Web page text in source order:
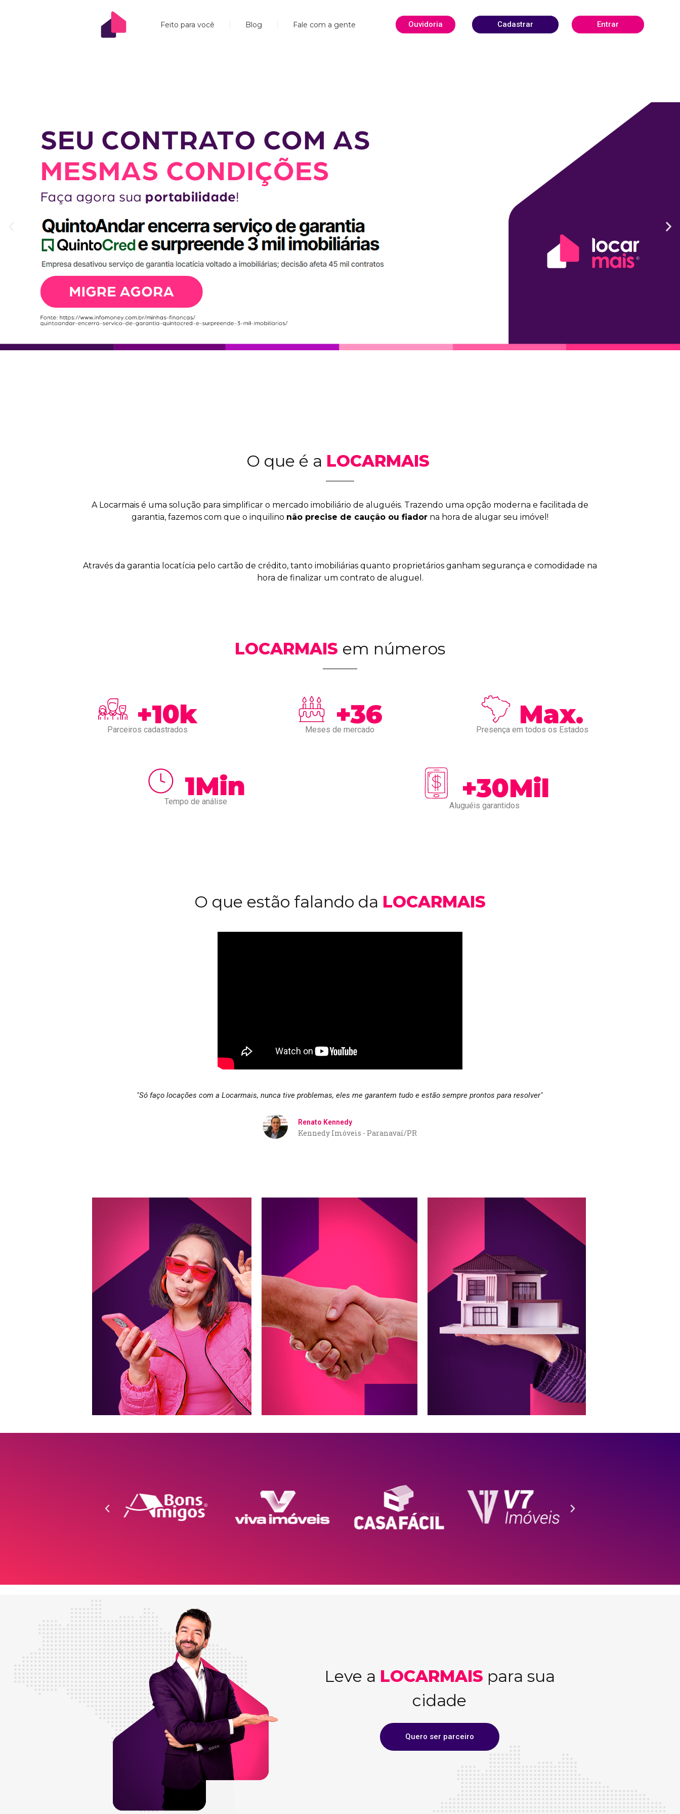
Feito para você Blog Fale com a gente Ouvidoria Cadastrar Entrar
O que é a LOCARMAIS
A Locarmais é uma solução para simplificar o mercado imobiliário de aluguéis. Trazendo uma opção moderna e facilitada de
garantia, fazemos com que o inquilino não precise de caução ou fiador na hora de alugar seu imóvel!
Através da garantia locatícia pelo cartão de crédito, tanto imobiliárias quanto proprietários ganham segurança e comodidade na
hora de finalizar um contrato de aluguel.
LOCARMAIS em números
+10k
Parceiros cadastrados +36
Meses de mercado Max.
Presença em todos os Estados
1Min
Tempo de análise +30Mil
Aluguéis garantidos
O que estão falando da LOCARMAIS
"Só faço locações com a Locarmais, nunca tive problemas, eles me garantem tudo e estão sempre prontos para resolver"
Renato Kennedy
Kennedy Imóveis - Paranavaí/PR
Uma solução fácil, rápida e segura.
Disponibilizamos mais de uma
forma de pagamento para que você
possa escolher qual melhor se
encaixa em seu bolso. Uma
oportunidade de alugar sem
comprovar renda e sem fiador,
abandonando a burocracia e
economizando tempo.
Saiba Mais
Com nossa parceria você
descomplica a forma de locação e
liquidação do aluguel. Os processos
facilitados ajudam o cliente a fazer
negócio mais rápido, aumentando
o número de locações da sua
imobiliária.
Saiba Mais
Seu imóvel é um bem precioso que
merece todo o cuidado durante a
locação. Quando se é parceiro
Locarmais, nós damos segurança
contra danos e garantimos o
cumprimento das condições
vistoriadas. Assim, o proprietário
pode ficar tranquilo!
Leve a LOCARMAIS para sua
cidade
Quero ser parceiro